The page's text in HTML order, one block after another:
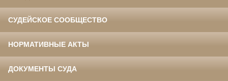
СУДЕЙСКОЕ СООБЩЕСТВО
НОРМАТИВНЫЕ АКТЫ
ДОКУМЕНТЫ СУДА